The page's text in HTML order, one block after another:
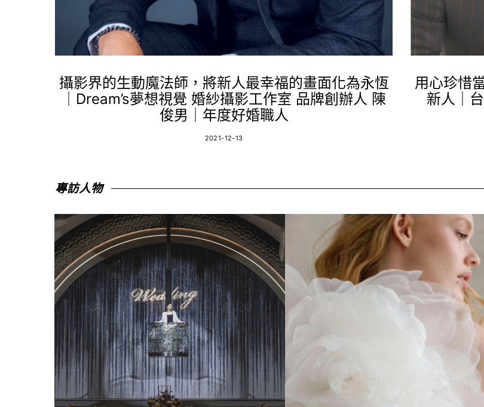
攝影界的生動魔法師，將新人最幸福的畫面化為永恆
｜Dream’s夢想視覺 婚紗攝影工作室 品牌創辦人 陳
俊男｜年度好婚職人
2021-12-13
用心珍惜
新人｜
專訪人物